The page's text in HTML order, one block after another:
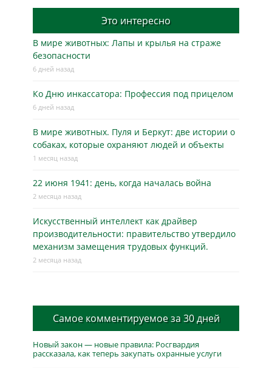
Это интересно
В мире животных: Лапы и крылья на страже
безопасности
6 дней назад
Ко Дню инкассатора: Профессия под прицелом
6 дней назад
В мире животных. Пуля и Беркут: две истории о
собаках, которые охраняют людей и объекты
1 месяц назад
22 июня 1941: день, когда началась война
2 месяца назад
Искусственный интеллект как драйвер
производительности: правительство утвердило
механизм замещения трудовых функций.
2 месяца назад
Самое комментируемое за 30 дней
Новый закон — новые правила: Росгвардия
рассказала, как теперь закупать охранные услуги